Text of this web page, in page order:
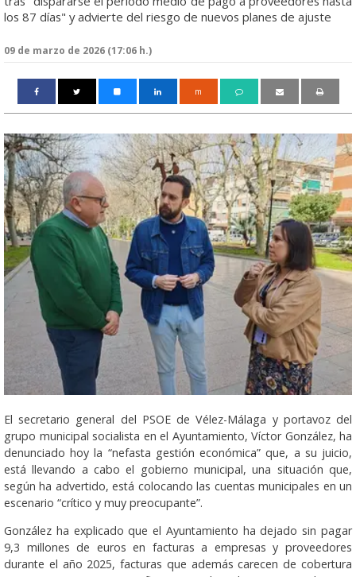
los 87 días" y advierte del riesgo de nuevos planes de ajuste
09 de marzo de 2026 (17:06 h.)
m
El secretario general del PSOE de Vélez-Málaga y portavoz del
grupo municipal socialista en el Ayuntamiento, Víctor González, ha
denunciado hoy la “nefasta gestión económica” que, a su juicio,
está llevando a cabo el gobierno municipal, una situación que,
según ha advertido, está colocando las cuentas municipales en un
escenario “crítico y muy preocupante”.
González ha explicado que el Ayuntamiento ha dejado sin pagar
9,3 millones de euros en facturas a empresas y proveedores
durante el año 2025, facturas que además carecen de cobertura